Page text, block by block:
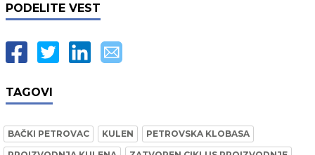
PODELITE VEST
TAGOVI
BAČKI PETROVAC KULEN
PETROVSKA KLOBASA